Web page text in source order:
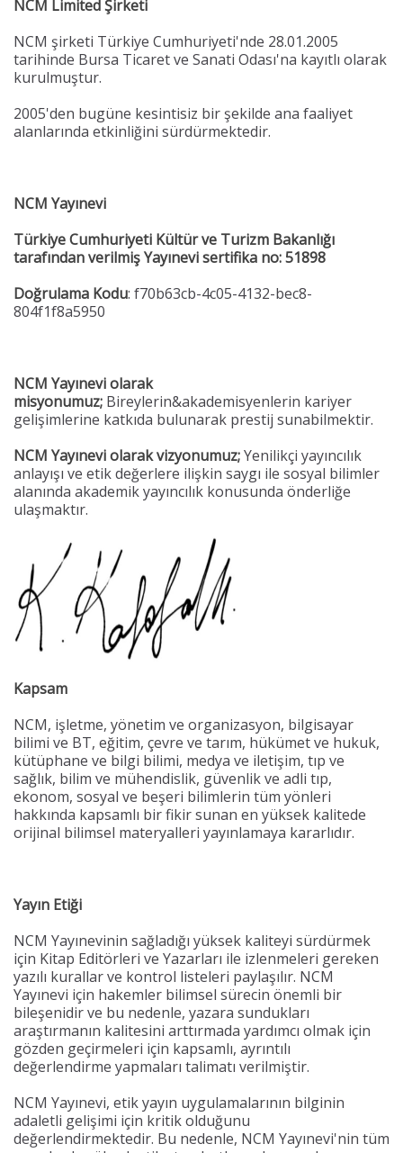
NCM Limited Şirketi
NCM şirketi Türkiye Cumhuriyeti'nde 28.01.2005
tarihinde Bursa Ticaret ve Sanati Odası'na kayıtlı olarak
kurulmuştur.
2005'den bugüne kesintisiz bir şekilde ana faaliyet
alanlarında etkinliğini sürdürmektedir.
NCM Yayınevi
Türkiye Cumhuriyeti Kültür ve Turizm Bakanlığı
tarafından verilmiş Yayınevi sertifika no: 51898
Doğrulama Kodu: f70b63cb-4c05-4132-bec8-
804f1f8a5950
NCM Yayınevi olarak
misyonumuz; Bireylerin&akademisyenlerin kariyer
gelişimlerine katkıda bulunarak prestij sunabilmektir.
NCM Yayınevi olarak vizyonumuz;Yenilikçi yayıncılık
anlayışı ve etik değerlere ilişkin saygı ile sosyal bilimler
alanında akademik yayıncılık konusunda önderliğe
ulaşmaktır.
Kapsam
NCM, işletme, yönetim ve organizasyon, bilgisayar
bilimi ve BT, eğitim, çevre ve tarım, hükümet ve hukuk,
kütüphane ve bilgi bilimi, medya ve iletişim, tıp ve
sağlık, bilim ve mühendislik, güvenlik ve adli tıp,
ekonom, sosyal ve beşeri bilimlerin tüm yönleri
hakkında kapsamlı bir fikir sunan en yüksek kalitede
orijinal bilimsel materyalleri yayınlamaya kararlıdır.
Yayın Etiği
NCM Yayınevinin sağladığı yüksek kaliteyi sürdürmek
için Kitap Editörleri ve Yazarları ile izlenmeleri gereken
yazılı kurallar ve kontrol listeleri paylaşılır. NCM
Yayınevi için hakemler bilimsel sürecin önemli bir
bileşenidir ve bu nedenle, yazara sundukları
araştırmanın kalitesini arttırmada yardımcı olmak için
gözden geçirmeleri için kapsamlı, ayrıntılı
değerlendirme yapmaları talimatı verilmiştir.
NCM Yayınevi, etik yayın uygulamalarının bilginin
adaletli gelişimi için kritik olduğunu
değerlendirmektedir. Bu nedenle, NCM Yayınevi'nin tüm